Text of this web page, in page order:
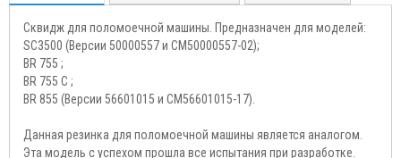
Сквидж для поломоечной машины. Предназначен для моделей:
SC3500 (Версии 50000557 и CM50000557-02);
BR 755 ;
BR 755 C ;
BR 855 (Версии 56601015 и CM56601015-17).
Данная резинка для поломоечной машины является аналогом.
Эта модель с успехом прошла все испытания при разработке.